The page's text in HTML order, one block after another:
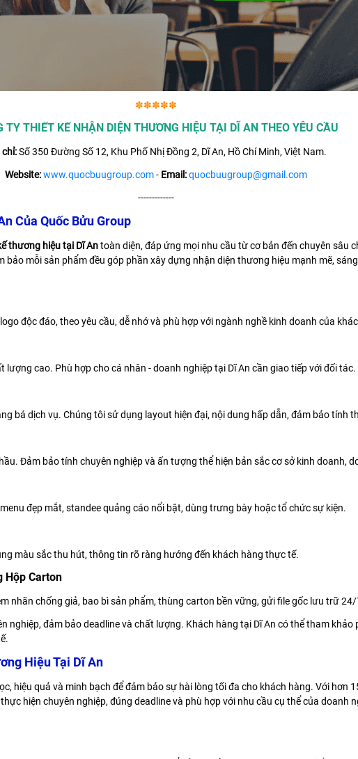
✽✽✽✽✽
TY THIẾT KẾ NHẬN DIỆN THƯƠNG HIỆU TẠI DĨ AN THEO YÊU CẦU
Số 350 Đường Số 12, Khu Phố Nhị Đồng 2, Dĩ An, Hồ Chí Minh, Việt Nam.
Website:www.quocbuugroup.com- Email:quocbuugroup@gmail.com
-------------
Của Quốc Bửu Group
thương hiệu tại Dĩ Antoàn diện, đáp ứng mọi nhu cầu từ cơ bản đến chuyên sâu
bảo mỗi sản phẩm đều góp phần xây dựng nhận diện thương hiệu mạnh mẽ,
độc đáo, theo yêu cầu, dễ nhớ và phù hợp với ngành nghề kinh doanh của
lượng cao. Phù hợp cho cá nhân - doanh nghiệp tại Dĩ An cần giao tiếp với đối tác.
bá dịch vụ. Chúng tôi sử dụng layout hiện đại, nội dung hấp dẫn, đảm bảo tính
Đảm bảo tính chuyên nghiệp và ấn tượng thể hiện bản sắc cơ sở kinh doanh,
đẹp mắt, standee quảng cáo nổi bật, dùng trưng bày hoặc tổ chức sự kiện.
màu sắc thu hút, thông tin rõ ràng hướng đến khách hàng thực tế.
Hộp Carton
nhãn chống giả, bao bì sản phẩm, thùng carton bền vững, gửi file gốc lưu trữ 24/
nghiệp, đảm bảo deadline và chất lượng. Khách hàng tại Dĩ An có thể tham
Hiệu Tại Dĩ An
hiệu quả và minh bạch để đảm bảo sự hài lòng tối đa cho khách hàng. Với hơn
hiện chuyên nghiệp, đúng deadline và phù hợp với nhu cầu cụ thể của doanh